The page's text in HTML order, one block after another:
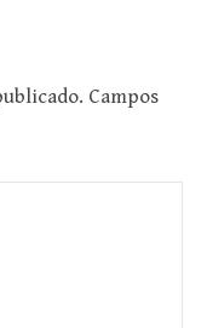
Campos